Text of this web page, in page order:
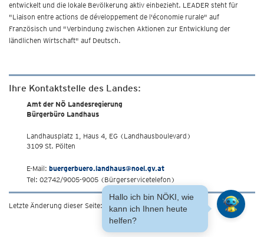
entwickelt und die lokale Bevölkerung aktiv einbezieht. LEADER steht für
"Liaison entre actions de développement de l'économie rurale" auf
Französisch und "Verbindung zwischen Aktionen zur Entwicklung der
ländlichen Wirtschaft" auf Deutsch.
Ihre Kontaktstelle des Landes:
Amt der NÖ Landesregierung
Bürgerbüro Landhaus
Landhausplatz 1, Haus 4, EG (Landhausboulevard)
3109 St. Pölten
E-Mail: buergerbuero.landhaus@noel.gv.at
Tel: 02742/9005-9005 (Bürgerservicetelefon)
Letzte Änderung dieser Seite: 31.7.2019
Hallo ich bin NÖKI, wie
kann ich Ihnen heute
helfen?